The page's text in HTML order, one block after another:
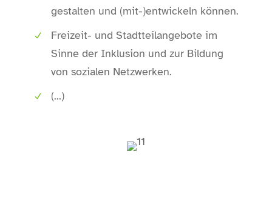
gestalten und (mit-)entwickeln können.
Freizeit- und Stadtteilangebote im
Sinne der Inklusion und zur Bildung
von sozialen Netzwerken.
(...)